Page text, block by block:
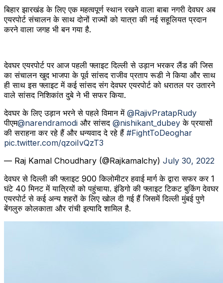
बिहार झारखंड के लिए एक महत्वपूर्ण स्थान रखने वाला बाबा नगरी देवघर अब
एयरपोर्ट संचालन के साथ दोनों राज्यों को यात्रा की नई सहूलियत प्रदान
करने वाला जगह भी बन गया है.
देवघर एयरपोर्ट पर आज पहली फ्लाइट दिल्ली से उड़ान भरकर लैंड की जिस
का संचालन खुद भाजपा के पूर्व सांसद राजीव प्रताप रूडी ने किया और साथ
ही साथ इस फ्लाइट में कई सांसद संग देवघर एयरपोर्ट को धरातल पर उतारने
वाले सांसद निशिकांत दुबे ने भी सफर किया.
देवघर के लिए उड़ान भरने से पहले विमान में @RajivPratapRudy
पीएम@narendramodi और सांसद @nishikant_dubey के प्रयासों
की सराहना कर रहे हैं और धन्यवाद दे रहे हैं #FightToDeoghar
pic.twitter.com/qzoiIvQzT3
— Raj Kamal Choudhary (@Rajkamalchy) July 30, 2022
देवघर से दिल्ली की फ्लाइट 900 किलोमीटर हवाई मार्ग के द्वारा सफर कर 1
घंटे 40 मिनट में यात्रियों को पहुंचाया. इंडिगो की फ्लाइट टिकट बुकिंग देवघर
एयरपोर्ट से कई अन्य शहरों के लिए खोल दी गई हैं जिसमें दिल्ली मुंबई पुणे
बेंगलुरु कोलकाता और रांची इत्यादि शामिल है.